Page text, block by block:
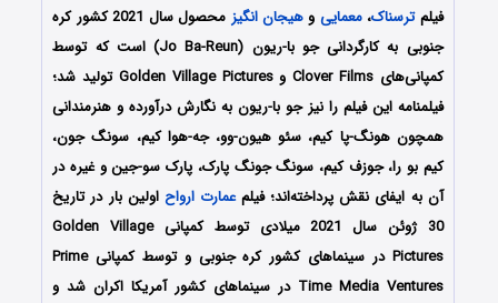
فیلمترسناک،معمایی وهیجان انگیز
محصول سال 2021 کشور کره
جنوبی به کارگردانی جو با-ریون (Jo Ba-Reun) است که توسط
کمپانی‌‌های Clover Films و Golden Village Pictures تولید شد؛
فیلمنامه این فیلم را نیز جو با-ریون به نگارش درآورده و هنرمندانی
همچون هونگ-پا کیم، سئو هیون-وو، جه-هوا کیم، سونگ جون،
کیم بو را، جوزف کیم، سونگ جونگ پارک، پارک سو-جین و غیره در
آن به ایفای نقش پرداخته‌اند؛ فیلمعمارت ارواح اولین بار در تاریخ
30 ژوئن سال 2021 میلادی توسط کمپانی‌ Golden Village
Pictures در سینماهای کشور کره جنوبی و توسط کمپانی Prime
Time Media Ventures در سینماهای کشور آمریکا اکران شد و